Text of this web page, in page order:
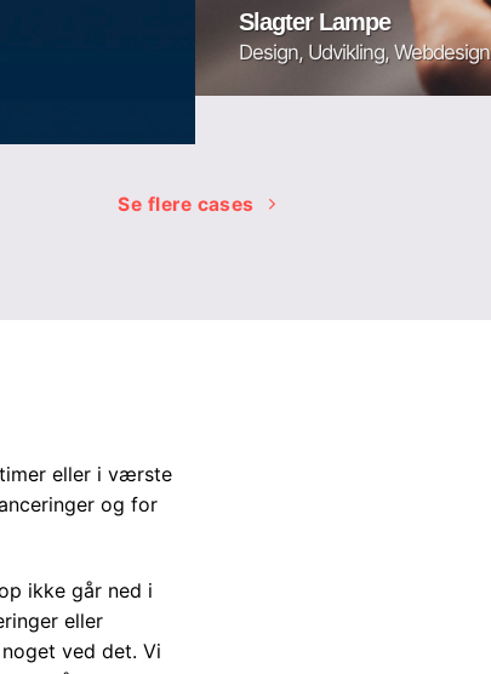
Slagter Lampe
Design, Udvikling, Webdesign
Se flere cases
eller i værste
og for
ikke går ned i
eller
ved det. Vi